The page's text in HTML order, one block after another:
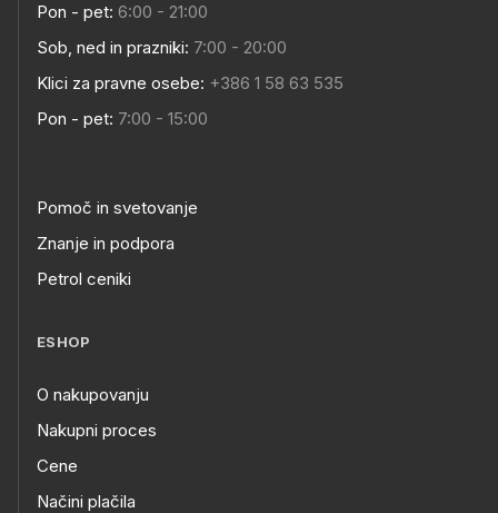
Pon - pet: 6:00 - 21:00
Sob, ned in prazniki: 7:00 - 20:00
Klici za pravne osebe: +386 1 58 63 535
Pon - pet: 7:00 - 15:00
Pomoč in svetovanje
Znanje in podpora
Petrol ceniki
ESHOP
O nakupovanju
Nakupni proces
Cene
Načini plačila